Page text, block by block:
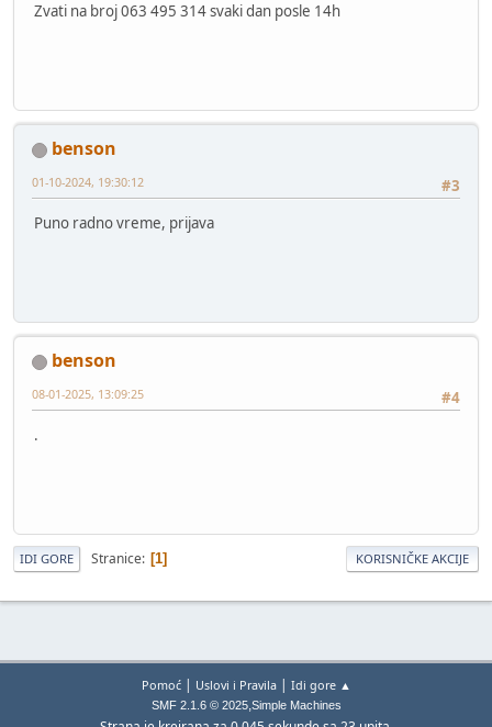
Zvati na broj 063 495 314 svaki dan posle 14h
benson
#3
01-10-2024, 19:30:12
Puno radno vreme, prijava
benson
#4
08-01-2025, 13:09:25
.
IDI GORE Stranice 1 KORISNIČKE AKCIJE
Pomoć| Uslovi i Pravila| Idi gore ▲
SMF 2.1.6 © 2025,Simple Machines